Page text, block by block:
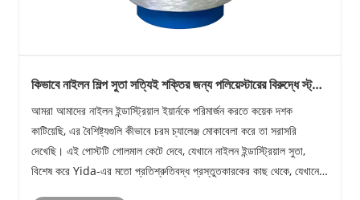
কিভাবে নাইলন শিল্প সুতা সত্যিই শক্তির জন্য পলিয়েস্টারের বিরুদ্ধে স্ট্যাক
আমরা আমাদের নাইলন ইন্ডাস্ট্রিয়াল ইয়ার্নকে পরিমার্জন করতে কয়েক দশক
কাটিয়েছি, এর বৈশিষ্ট্যগুলি কীভাবে চরম চ্যালেঞ্জ মোকাবেলা করে তা সরাসরি
দেখেছি। এই পোস্টটি গোলমাল কেটে দেবে, যেখানে নাইলন ইন্ডাস্ট্রিয়াল সুতা,
বিশেষ করে Yida-এর মতো প্রতিশ্রুতিবদ্ধ প্রস্তুতকারকের কাছ থেকে, যেখানে